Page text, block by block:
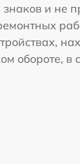
и не
обороте, в